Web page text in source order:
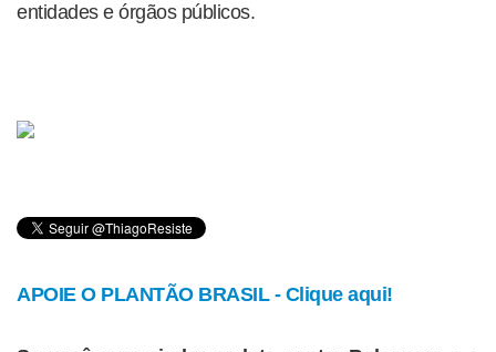
entidades e órgãos públicos.
APOIE O PLANTÃO BRASIL - Clique aqui!